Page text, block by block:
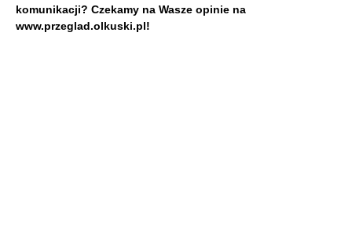
komunikacji? Czekamy na Wasze opinie na
www.przeglad.olkuski.pl!